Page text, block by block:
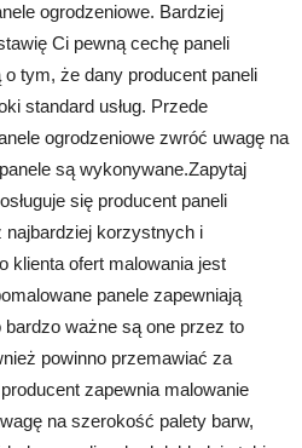
ogrodzeniowe. Bardziej
Ci pewną cechę paneli
tym, że dany producent paneli
standard usług. Przede
ogrodzeniowe zwróć uwagę na
są wykonywane.Zapytaj
się producent paneli
najbardziej korzystnych i
klienta ofert malowania jest
panele zapewniają
ważne są one przez to
powinno przemawiać za
zapewnia malowanie
na szerokość palety barw,